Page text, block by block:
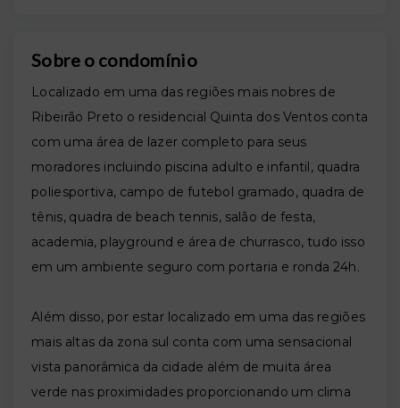
Sobre o condomínio
Localizado em uma das regiões mais nobres de
Ribeirão Preto o residencial Quinta dos Ventos conta
com uma área de lazer completo para seus
moradores incluindo piscina adulto e infantil, quadra
poliesportiva, campo de futebol gramado, quadra de
tênis, quadra de beach tennis, salão de festa,
academia, playground e área de churrasco, tudo isso
em um ambiente seguro com portaria e ronda 24h.
Além disso, por estar localizado em uma das regiões
mais altas da zona sul conta com uma sensacional
vista panorâmica da cidade além de muita área
verde nas proximidades proporcionando um clima